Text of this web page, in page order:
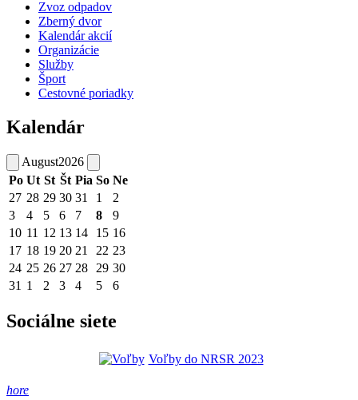
Zvoz odpadov
Zberný dvor
Kalendár akcií
Organizácie
Služby
Šport
Cestovné poriadky
Kalendár
August2026
Po Ut St Št Pia So Ne
27 28 29 30 31 1
2
3
4 5 6 7 8
9
10 11 12 13 14 15 16
17 18 19 20 21 22 23
24 25 26 27 28 29 30
31 1 2 3 4 5 6
Sociálne siete
Voľby do NRSR 2023
hore